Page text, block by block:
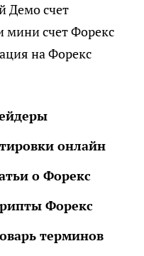
Демо счет
мини счет Форекс
на Форекс
онлайн
о Форекс
Форекс
терминов